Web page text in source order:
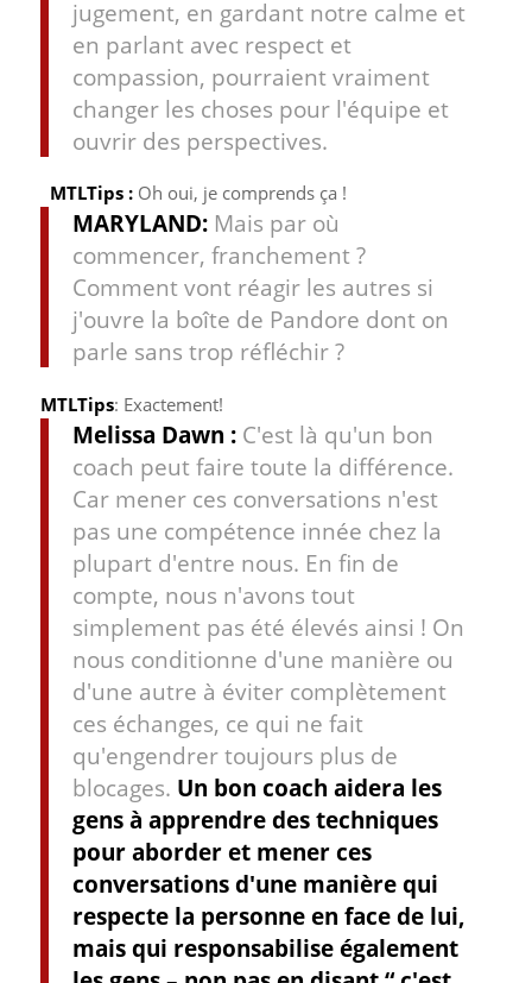
jugement, en gardant notre calme et
en parlant avec respect et
compassion, pourraient vraiment
changer les choses pour l'équipe et
ouvrir des perspectives.
MTLTips :Oh oui, je comprends ça !
MARYLAND:Mais par où
commencer, franchement ?
Comment vont réagir les autres si
j'ouvre la boîte de Pandore dont on
parle sans trop réfléchir ?
MTLTips: Exactement!
Melissa Dawn : C'est là qu'un bon
coach peut faire toute la différence.
Car mener ces conversations n'est
pas une compétence innée chez la
plupart d'entre nous. En fin de
compte, nous n'avons tout
simplement pas été élevés ainsi ! On
nous conditionne d'une manière ou
d'une autre à éviter complètement
ces échanges, ce qui ne fait
qu'engendrer toujours plus de
blocages. Un bon coach aidera les
gens à apprendre des techniques
pour aborder et mener ces
conversations d'une manière qui
respecte la personne en face de lui,
mais qui responsabilise également